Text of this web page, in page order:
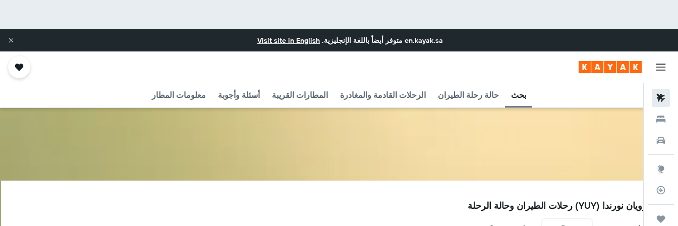
en.kayak.sa متوفر أيضاً باللغة الإنجليزية. Visit site in English
بحث حالة رحلة الطيران الرحلات القادمة والمغادرة المطارات القريبة أسئلة وأجوبة معلومات المطار
YUY
مطار رويان نورندا (YUY) رحلات الطيران وحالة الرحلة